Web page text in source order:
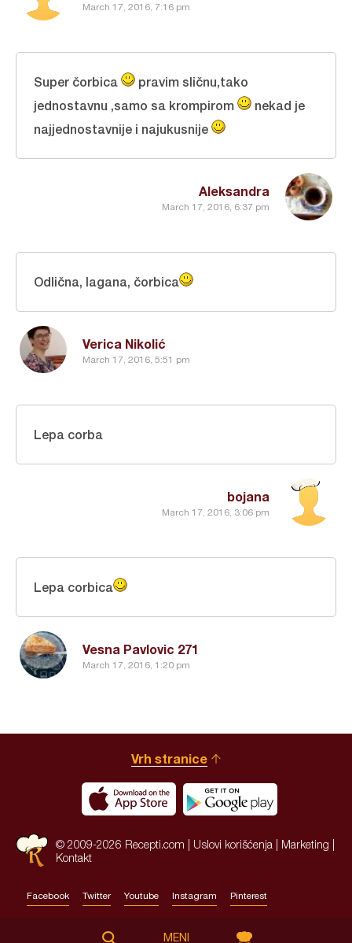
March 17, 2016, 7:16 pm
Aleksandra
March 17, 2016, 6:37 pm
Super čorbica
pravim sličnu,tako
jednostavnu ,samo sa krompirom
nekad je
najjednostavnije i najukusnije
Verica Nikolić
March 17, 2016, 5:51 pm
Odlična, lagana, čorbica
bojana
March 17, 2016, 3:06 pm
Lepa corba
Vesna Pavlovic 271
March 17, 2016, 1:20 pm
Lepa corbica
Vrh stranice
© 2009-2026 Recepti.com | Uslovi korišćenja Marketing
Kontakt
Facebook Twitter Youtube Instagram Pinterest